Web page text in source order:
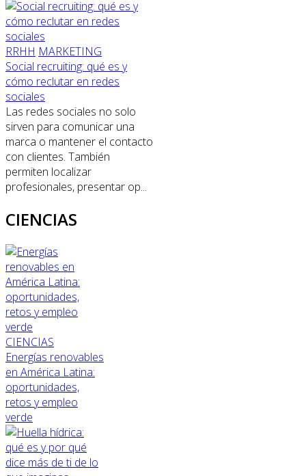
RRHH MARKETING
Social recruiting: qué es y
cómo reclutar en redes
sociales
Las redes sociales no solo
sirven para comunicar una
marca o mantener el contacto
con clientes. También
permiten localizar
profesionales, presentar op...
CIENCIAS
CIENCIAS
Energías renovables
en América Latina:
oportunidades,
retos y empleo
verde